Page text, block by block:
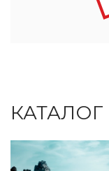
КАТАЛОГ